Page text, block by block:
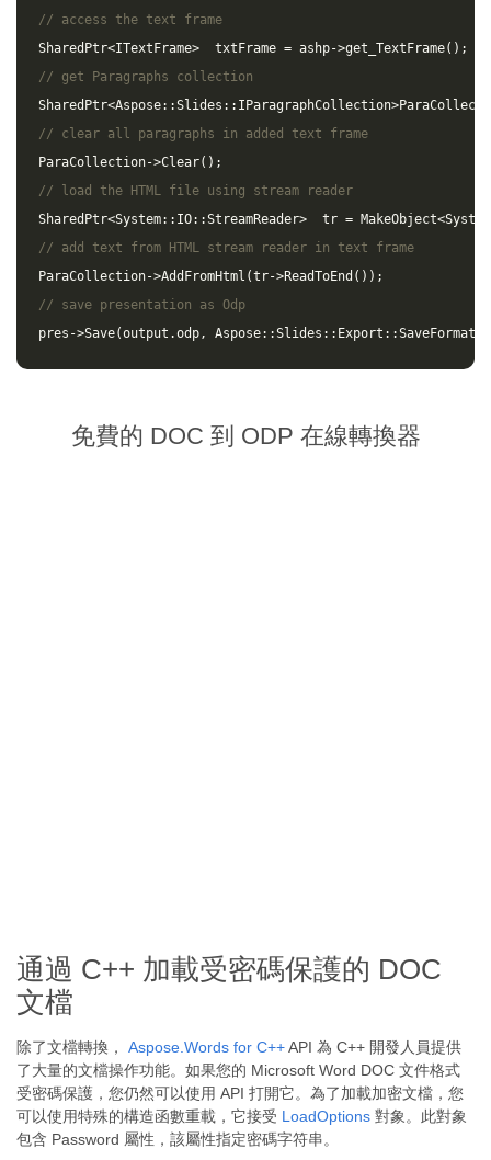
// access the text frame
SharedPtr<ITextFrame> txtFrame = ashp->get_TextFrame();
// get Paragraphs collection
SharedPtr<Aspose::Slides :: IParagraphCollection>
// clear all paragraphs in added text frame
ParaCollection->Clear();
// load the HTML file using stream reader
SharedPtr<System:: IO::StreamReader> tr = MakeObject<System
// add text from HTML stream reader in text frame
ParaCollection->AddFromHtml (tr->ReadToEnd ());
// save presentation as Odp
pres ->Save(output .odp, Aspose::Slides :: Export ::SaveFormat
免費的 DOC 到 ODP 在線轉換器
通過 C++ 加載受密碼保護的 DOC
文檔
除了文檔轉換， Aspose.Words for C++API 為 C++ 開發人員提供
了大量的文檔操作功能。如果您的 Microsoft Word DOC 文件格式
受密碼保護，您仍然可以使用 API 打開它。為了加載加密文檔，您
可以使用特殊的構造函數重載，它接受 LoadOptions 對象。此對象
包含 Password 屬性，該屬性指定密碼字符串。